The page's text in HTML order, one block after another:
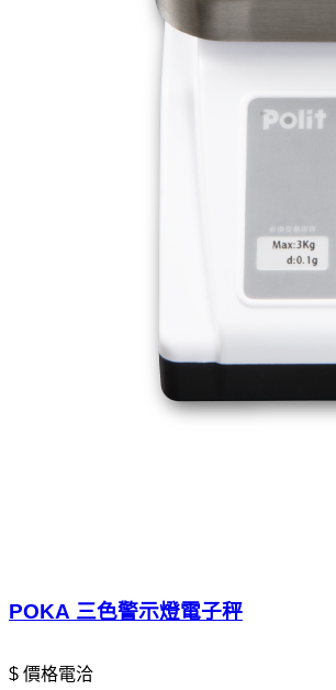
POKA 三色警示燈電子秤
$ 價格電洽